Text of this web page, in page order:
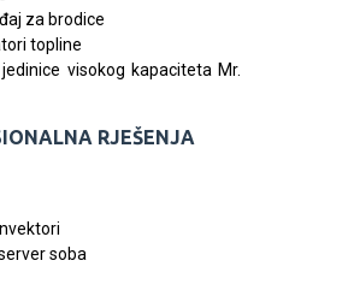
za brodice
topline
jedinice visokog kapaciteta Mr.
RJEŠENJA
soba